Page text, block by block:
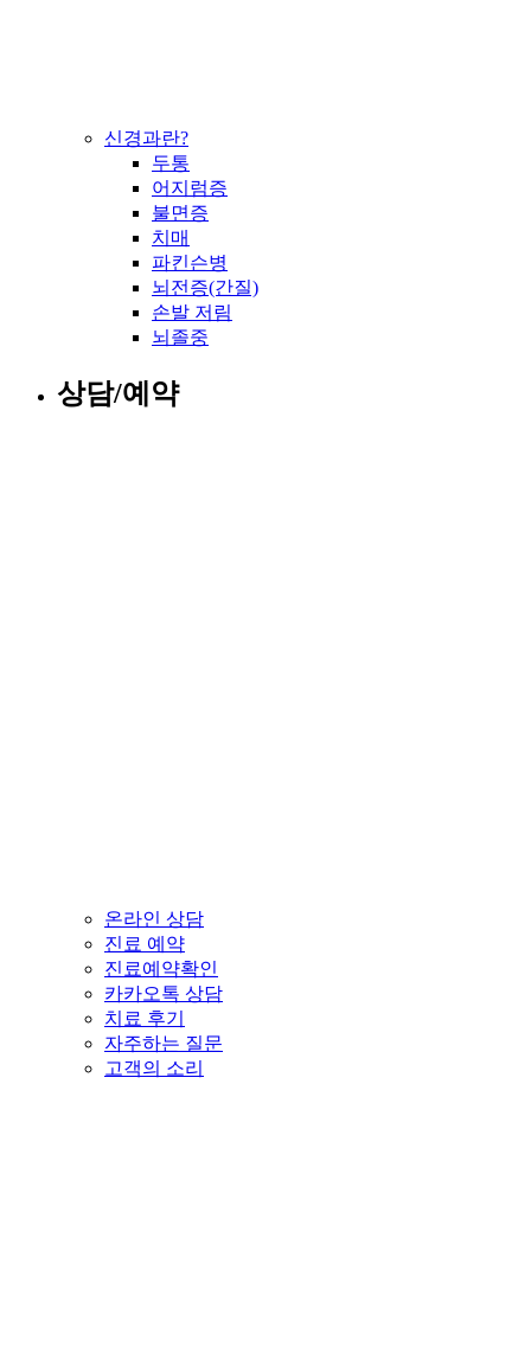
신경과란?
두통
어지럼증
불면증
치매
파킨슨병
뇌전증(간질)
손발 저림
뇌졸중
상담/예약
온라인 상담
진료 예약
진료예약확인
카카오톡 상담
치료 후기
자주하는 질문
고객의 소리